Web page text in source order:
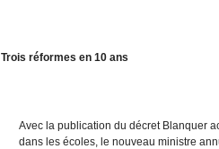
Trois réformes en 10 ans
Avec la publication du décret Blanquer
dans les écoles, le nouveau ministre